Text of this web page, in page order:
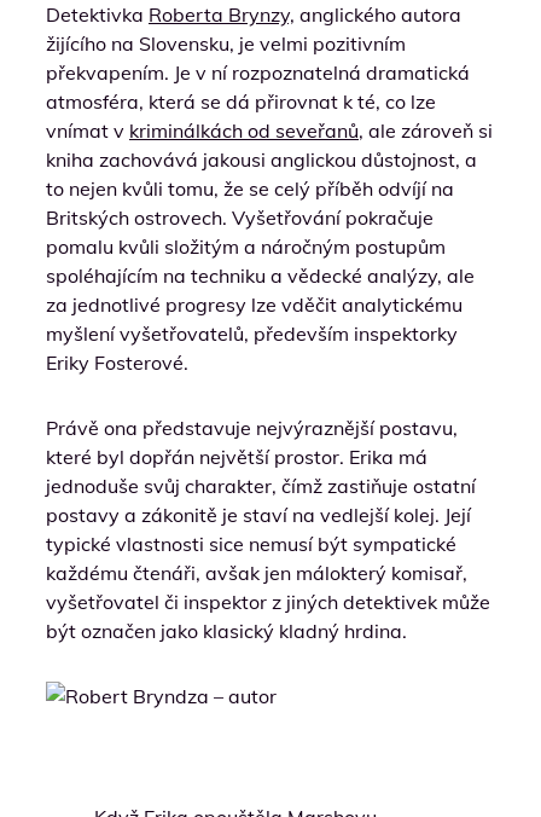
Detektivka Roberta Brynzy, anglického autora
žijícího na Slovensku, je velmi pozitivním
překvapením. Je v ní rozpoznatelná dramatická
atmosféra, která se dá přirovnat k té, co lze
vnímat v kriminálkách od seveřanů, ale zároveň si
kniha zachovává jakousi anglickou důstojnost, a
to nejen kvůli tomu, že se celý příběh odvíjí na
Britských ostrovech. Vyšetřování pokračuje
pomalu kvůli složitým a náročným postupům
spoléhajícím na techniku a vědecké analýzy, ale
za jednotlivé progresy lze vděčit analytickému
myšlení vyšetřovatelů, především inspektorky
Eriky Fosterové.
Právě ona představuje nejvýraznější postavu,
které byl dopřán největší prostor. Erika má
jednoduše svůj charakter, čímž zastiňuje ostatní
postavy a zákonitě je staví na vedlejší kolej. Její
typické vlastnosti sice nemusí být sympatické
každému čtenáři, avšak jen málokterý komisař,
vyšetřovatel či inspektor z jiných detektivek může
být označen jako klasický kladný hrdina.